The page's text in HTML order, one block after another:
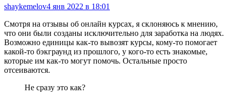
shaykemelov4 янв 2022 в 18:01
Смотря на отзывы об онлайн курсах, я склоняюсь к мнению,
что они были созданы исключительно для заработка на людях.
Возможно единицы как-то вывозят курсы, кому-то помогает
какой-то бэкграунд из прошлого, у кого-то есть знакомые,
которые им как-то могут помочь. Остальные просто
отсеиваются.
Не сразу это как?